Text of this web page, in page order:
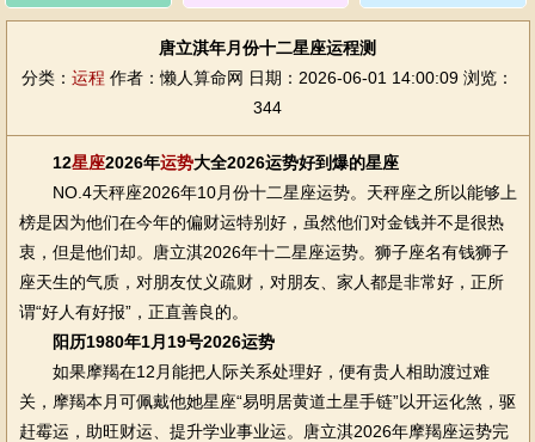
唐立淇年月份十二星座运程测
分类： 运程 作者：懒人算命网 日期：2026-06-01 14:00:09 浏览：
344
12星座2026年运势大全2026运势好到爆的星座
NO.4天秤座2026年10月份十二星座运势。天秤座之所以能够上
榜是因为他们在今年的偏财运特别好，虽然他们对金钱并不是很热
衷，但是他们却。唐立淇2026年十二星座运势。狮子座名有钱狮子
座天生的气质，对朋友仗义疏财，对朋友、家人都是非常好，正所
谓“好人有好报”，正直善良的。
阳历1980年1月19号2026运势
如果摩羯在12月能把人际关系处理好，便有贵人相助渡过难
关，摩羯本月可佩戴他她星座“易明居黄道土星手链”以开运化煞，驱
赶霉运，助旺财运、提升学业事业运。唐立淇2026年摩羯座运势完